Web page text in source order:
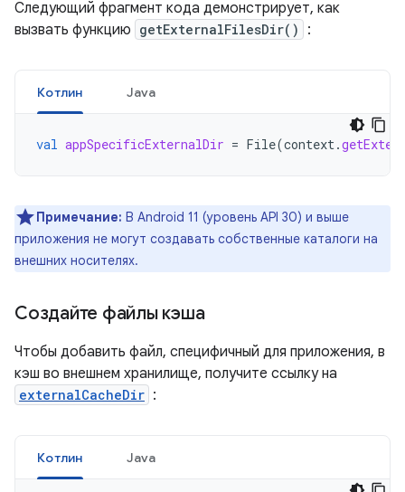
Следующий фрагмент кода демонстрирует, как
вызвать функцию getExternalFilesDir() :
Котлин Java
val appSpecificExternalDir = File(context.
Примечание: В Android 11 (уровень API 30) и выше
приложения не могут создавать собственные каталоги на
внешних носителях.
Создайте файлы кэша
Чтобы добавить файл, специфичный для приложения, в
кэш во внешнем хранилище, получите ссылку на
externalCacheDir :
Котлин Java